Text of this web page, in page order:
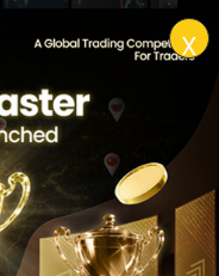
X
خطوات
تحديد المجال
قبل أي شيء، حدد إن
وسيطًا عقاريًا للبيع
مناسبة لحاجتك.